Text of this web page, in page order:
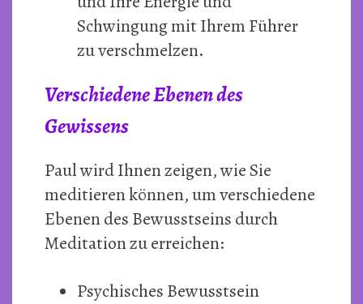
Schwingung mit Ihrem Führer
zu verschmelzen.
Verschiedene Ebenen des
Gewissens
Paul wird Ihnen zeigen, wie Sie
meditieren können, um verschiedene
Ebenen des Bewusstseins durch
Meditation zu erreichen:
Psychisches Bewusstsein